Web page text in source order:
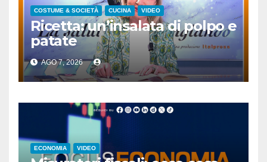
COSTUME & SOCIETÀ CUCINA VIDEO
Ricetta: un’insalata di polpo e
patate
AGO 7, 2026
ECONOMIA VIDEO